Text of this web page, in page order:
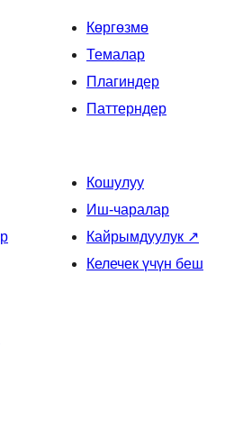
Көргөзмө
Темалар
Плагиндер
Паттерндер
Кошулуу
Иш-чаралар
Кайрымдуулук ↗
Келечек үчүн беш